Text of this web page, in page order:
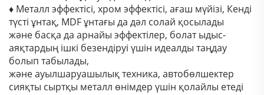
♦ Металл эффектісі, хром эффектісі, ағаш мүйізі, Кенді
түсті ұнтақ, MDF ұнтағы да дәл солай қосылады
және басқа да арнайы эффектілер, болат ыдыс-
аяқтардың ішкі безендіруі үшін идеалды таңдау
болып табылады,
және ауылшаруашылық техника, автобөлшектер
сияқты сыртқы металл өнімдер үшін қолайлы етеді